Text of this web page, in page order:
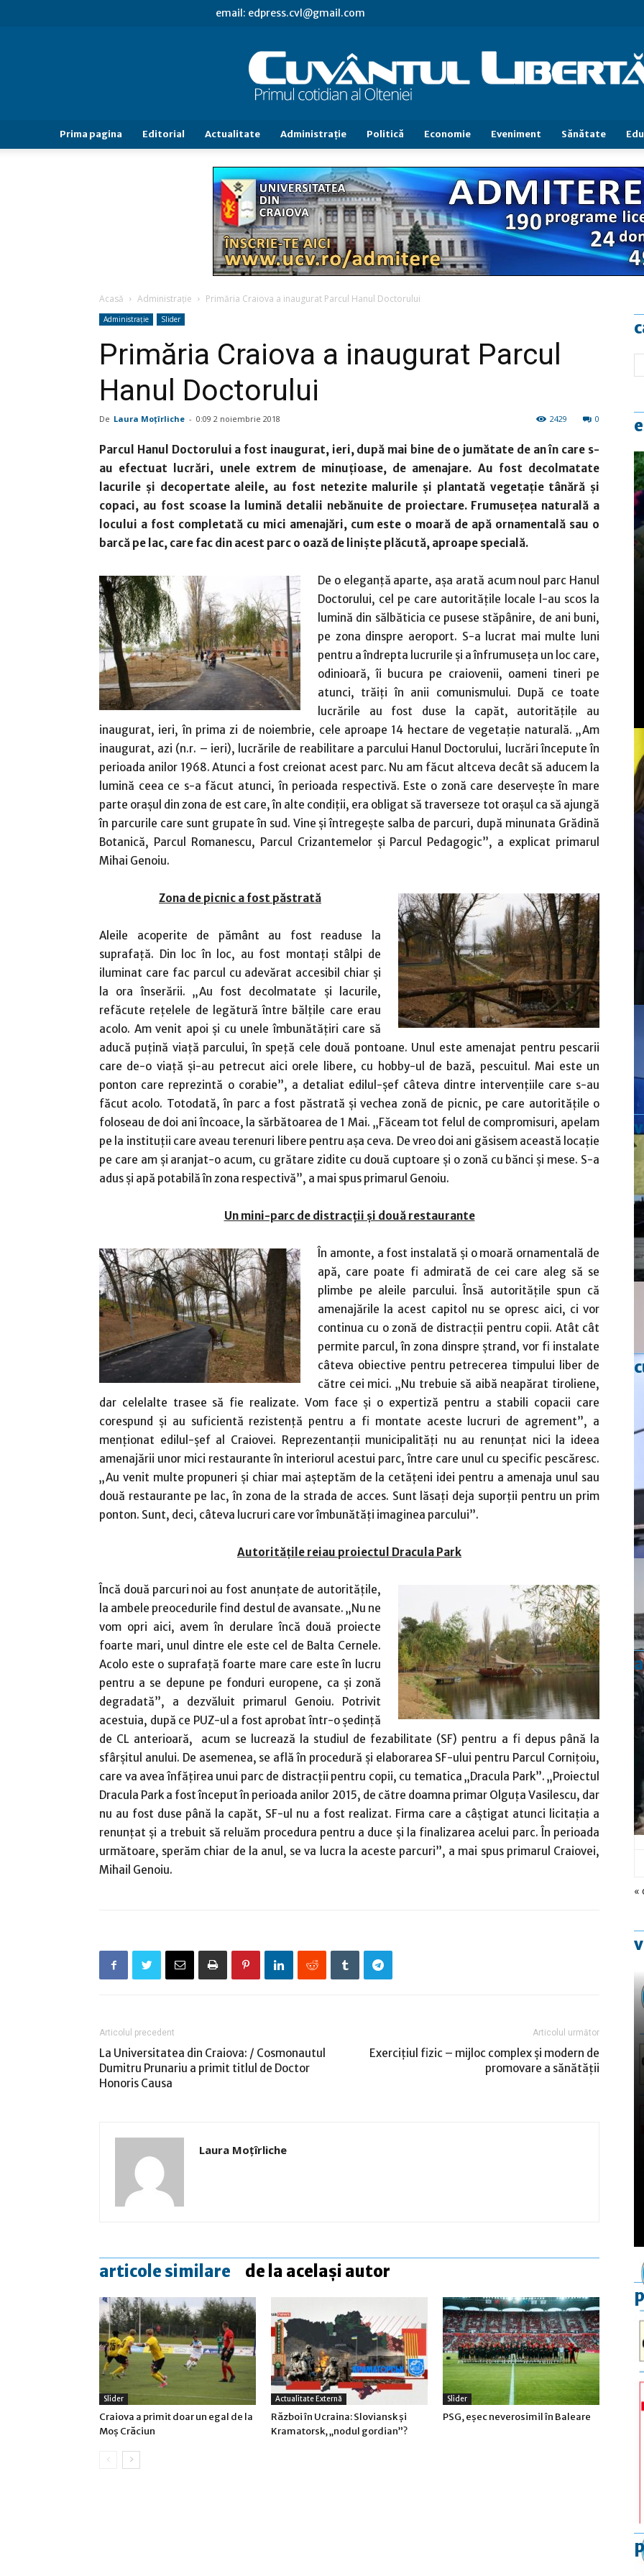
email: edpress.cvl@gmail.com
Cuvântul
Libertăţii
Prima pagina Editorial Actualitate Administraţie Politică Economie Eveniment Sănătate
Acasă Administraţie Primăria Craiova a inaugurat Parcul Hanul Doctorului
Administraţie Slider
Primăria Craiova a inaugurat Parcul
Hanul Doctorului
De Laura Moţîrliche - 0:09 2 noiembrie 2018 0
2429
Parcul Hanul Doctorului a fost inaugurat, ieri, după mai bine de o jumătate de an în care s-
au efectuat lucrări, unele extrem de minuțioase, de amenajare. Au fost decolmatate
lacurile și decopertate aleile, au fost netezite malurile și plantată vegetație tânără și
copaci, au fost scoase la lumină detalii nebănuite de proiectare. Frumusețea naturală a
locului a fost completată cu mici amenajări, cum este o moară de apă ornamentală sau o
barcă pe lac, care fac din acest parc o oază de liniște plăcută, aproape specială.
De o eleganță aparte, așa arată acum noul parc Hanul
Doctorului, cel pe care autoritățile locale l-au scos la
lumină din sălbăticia ce pusese stăpânire, de ani buni,
pe zona dinspre aeroport. S-a lucrat mai multe luni
pentru a îndrepta lucrurile și a înfrumuseța un loc care,
odinioară, îi bucura pe craiovenii, oameni tineri pe
atunci, trăiți în anii comunismului. După ce toate
lucrările au fost duse la capăt, autoritățile au
inaugurat, ieri, în prima zi de noiembrie, cele aproape 14 hectare de vegetație naturală. „Am
inaugurat, azi (n.r. – ieri), lucrările de reabilitare a parcului Hanul Doctorului, lucrări începute în
perioada anilor 1968. Atunci a fost creionat acest parc. Nu am făcut altceva decât să aducem la
lumină ceea ce s-a făcut atunci, în perioada respectivă. Este o zonă care deservește în mare
parte orașul din zona de est care, în alte condiții, era obligat să traverseze tot orașul ca să ajungă
în parcurile care sunt grupate în sud. Vine și întregește salba de parcuri, după minunata Grădină
Botanică, Parcul Romanescu, Parcul Crizantemelor și Parcul Pedagogic”, a explicat primarul
Mihai Genoiu.
Zona de picnic a fost păstrată
Aleile acoperite de pământ au fost readuse la
suprafață. Din loc în loc, au fost montați stâlpi de
iluminat care fac parcul cu adevărat accesibil chiar și
la ora înserării. „Au fost decolmatate și lacurile,
refăcute rețelele de legătură între bălțile care erau
acolo. Am venit apoi și cu unele îmbunătățiri care să
aducă puțină viață parcului, în speță cele două pontoane. Unul este amenajat pentru pescarii
care de-o viață și-au petrecut aici orele libere, cu hobby-ul de bază, pescuitul. Mai este un
ponton care reprezintă o corabie”, a detaliat edilul-șef câteva dintre intervențiile care s-au
făcut acolo. Totodată, în parc a fost păstrată și vechea zonă de picnic, pe care autoritățile o
foloseau de doi ani încoace, la sărbătoarea de 1 Mai. „Făceam tot felul de compromisuri, apelam
pe la instituții care aveau terenuri libere pentru așa ceva. De vreo doi ani găsisem această locație
pe care am și aranjat-o acum, cu grătare zidite cu două cuptoare și o zonă cu bănci și mese. S-a
adus și apă potabilă în zona respectivă”, a mai spus primarul Genoiu.
Un mini-parc de distracții și două restaurante
În amonte, a fost instalată și o moară ornamentală de
apă, care poate fi admirată de cei care aleg să se
plimbe pe aleile parcului. Însă autoritățile spun că
amenajările la acest capitol nu se opresc aici, ci vor
continua cu o zonă de distracții pentru copii. Atât cât
permite parcul, în zona dinspre ștrand, vor fi instalate
câteva obiective pentru petrecerea timpului liber de
către cei mici. „Nu trebuie să aibă neapărat tiroliene,
dar celelalte trasee să fie realizate. Vom face și o expertiză pentru a stabili copacii care
corespund și au suficientă rezistență pentru a fi montate aceste lucruri de agrement”, a
menționat edilul-șef al Craiovei. Reprezentanții municipalități nu au renunțat nici la ideea
amenajării unor mici restaurante în interiorul acestui parc, între care unul cu specific pescăresc.
„Au venit multe propuneri și chiar mai așteptăm de la cetățeni idei pentru a amenaja unul sau
două restaurante pe lac, în zona de la strada de acces. Sunt lăsați deja suporții pentru un prim
ponton. Sunt, deci, câteva lucruri care vor îmbunătăți imaginea parcului”.
Autoritățile reiau proiectul Dracula Park
Încă două parcuri noi au fost anunțate de autoritățile,
la ambele preocedurile find destul de avansate. „Nu ne
vom opri aici, avem în derulare încă două proiecte
foarte mari, unul dintre ele este cel de Balta Cernele.
Acolo este o suprafață foarte mare care este în lucru
pentru a se depune pe fonduri europene, ca și zonă
degradată”, a dezvăluit primarul Genoiu. Potrivit
acestuia, după ce PUZ-ul a fost aprobat într-o ședință
de CL anterioară, acum se lucrează la studiul de fezabilitate (SF) pentru a fi depus până la
sfârșitul anului. De asemenea, se află în procedură și elaborarea SF-ului pentru Parcul Cornițoiu,
care va avea înfățirea unui parc de distracții pentru copii, cu tematica „Dracula Park”. „Proiectul
Dracula Park a fost început în perioada anilor 2015, de către doamna primar Olguța Vasilescu, dar
nu au fost duse până la capăt, SF-ul nu a fost realizat. Firma care a câștigat atunci licitația a
renunțat și a trebuit să reluăm procedura pentru a duce și la finalizarea acelui parc. În perioada
următoare, sperăm chiar de la anul, se va lucra la aceste parcuri”, a mai spus primarul Craiovei,
Mihail Genoiu.
Articolul precedent
La Universitatea din Craiova: / Cosmonautul
Dumitru Prunariu a primit titlul de Doctor
Honoris Causa
Articolul următor
Exerciţiul fizic – mijloc complex şi modern de
promovare a sănătăţii
Laura Moţîrliche
articole similare de la același autor
Slider
Craiova a primit doar un egal de la
Moş Crăciun
Actualitate Externă
Război în Ucraina: Sloviansk şi
Kramatorsk, „nodul gordian”?
Slider
PSG, eşec neverosimil în Baleare
«